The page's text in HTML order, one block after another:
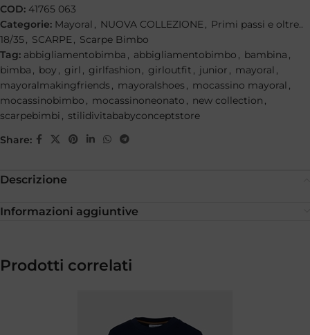
COD: 41765 063
Categorie: Mayoral , NUOVA COLLEZIONE, Primi passi e oltre..
18/35 , SCARPE, Scarpe Bimbo
Tag: abbigliamentobimba , abbigliamentobimbo , bambina ,
bimba , boy , girl , girlfashion , girloutfit , junior , mayoral ,
mayoralmakingfriends , mayoralshoes , mocassino mayoral ,
mocassinobimbo , mocassinoneonato , new collection ,
scarpebimbi , stilidivitababyconceptstore
Share:
Descrizione
Informazioni aggiuntive
Prodotti correlati